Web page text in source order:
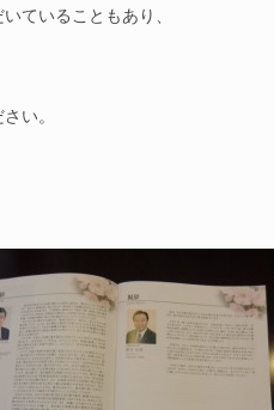
ていることもあり、
い。